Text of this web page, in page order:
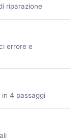
riparazione
errore e
in 4 passaggi